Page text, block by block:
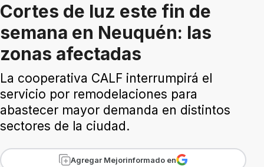
Cortes de luz este fin de
semana en Neuquén: las
zonas afectadas
La cooperativa CALF interrumpirá el
servicio por remodelaciones para
abastecer mayor demanda en distintos
sectores de la ciudad.
Agregar Mejorinformado en